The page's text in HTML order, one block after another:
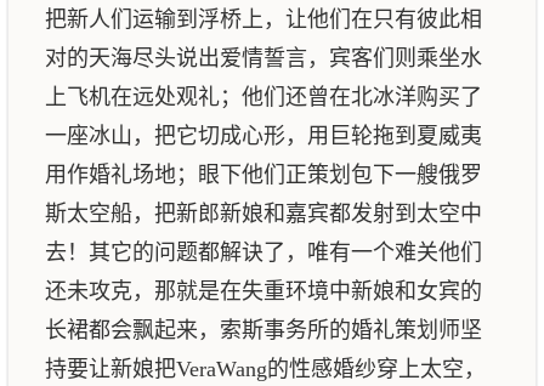
把新人们运输到浮桥上，让他们在只有彼此相
对的天海尽头说出爱情誓言，宾客们则乘坐水
上飞机在远处观礼；他们还曾在北冰洋购买了
一座冰山，把它切成心形，用巨轮拖到夏威夷
用作婚礼场地；眼下他们正策划包下一艘俄罗
斯太空船，把新郎新娘和嘉宾都发射到太空中
去！其它的问题都解诀了，唯有一个难关他们
还未攻克，那就是在失重环境中新娘和女宾的
长裙都会飘起来，索斯事务所的婚礼策划师坚
持要让新娘把VeraWang的性感婚纱穿上太空，